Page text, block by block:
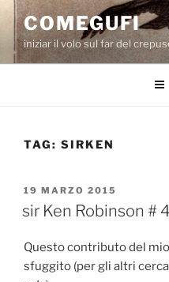
Salta
contenuto
COMEGUFI
iniziar il volo sul far del
TAG: SIRKEN
PUBBLICATO
IL
19 MARZO 2015
sir Ken Robinson # 4
Questo contributo del
sfuggito (per gli altri